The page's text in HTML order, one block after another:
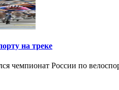
на треке
чемпионат России по